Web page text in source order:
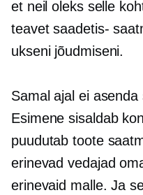
et neil oleks selle
teavetsaadetis-
ukseni jõudmiseni.
Samal ajal ei
Esimene sisaldab
puudutab toote
erinevad vedajad
erinevaid malle. Ja